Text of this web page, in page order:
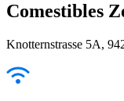
Comestibles
Knotternstrasse 5A,